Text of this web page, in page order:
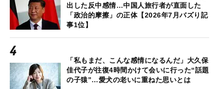
出した反中感情…中国人旅行者が直面した
「政治的摩擦」の正体【2026年7月バズり記
事1位】
「私もまだ、こんな感情になるんだ」大久保
佳代子が往復4時間かけて会いに行った“話題
の子猿”…愛犬の老いに重ねた思いとは